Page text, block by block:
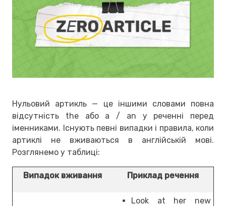
Нульовий артикль — це іншими словами повна
відсутність the або a / an у реченні перед
іменниками. Існують певні випадки і правила, коли
артиклі не вживаються в англійській мові.
Розглянемо у таблиці:
Випадок вживання Приклад речення
Look at her new